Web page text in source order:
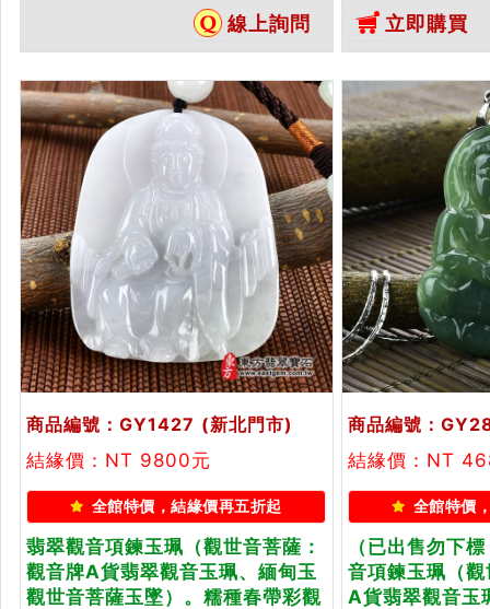
線上詢問 立即購買
商品編號：GY1427 (新北門市)
結緣價：NT 9800元
全館特價，結緣價再五折起
翡翠觀音項鍊玉珮（觀世音菩薩：
觀音牌A貨翡翠觀音玉珮、緬甸玉
觀世音菩薩玉墜）。糯種春帶彩觀
商品編號：
結緣價：NT
全館特價
（已出售勿下
音項鍊玉珮（
A貨翡翠觀音玉